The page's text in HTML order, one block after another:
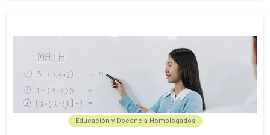
Educación y Docencia Homologados